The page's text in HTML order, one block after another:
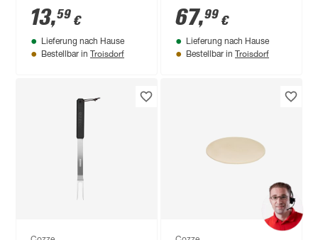
x 1 cm
13,59 €
Lieferung nach Hause
Bestellbar in Troisdorf
Serie mit Premium-
Tisch 225 x 85 x 360
cm
67,99 €
Lieferung nach Hause
Bestellbar in Troisdorf